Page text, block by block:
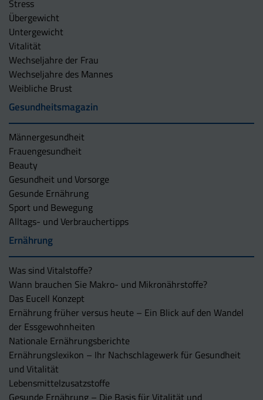
Stress
Übergewicht
Untergewicht
Vitalität
Wechseljahre der Frau
Wechseljahre des Mannes
Weibliche Brust
Gesundheitsmagazin
Männergesundheit
Frauengesundheit
Beauty
Gesundheit und Vorsorge
Gesunde Ernährung
Sport und Bewegung
Alltags- und Verbrauchertipps
Ernährung
Was sind Vitalstoffe?
Wann brauchen Sie Makro- und Mikronährstoffe?
Das Eucell Konzept
Ernährung früher versus heute – Ein Blick auf den Wandel
der Essgewohnheiten
Nationale Ernährungsberichte
Ernährungslexikon – Ihr Nachschlagewerk für Gesundheit
und Vitalität
Lebensmittelzusatzstoffe
Gesunde Ernährung – Die Basis für Vitalität und